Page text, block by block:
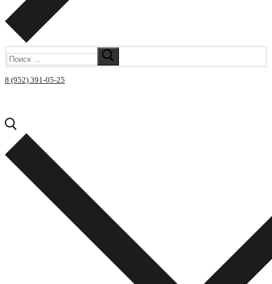
8 (952) 391-05-25